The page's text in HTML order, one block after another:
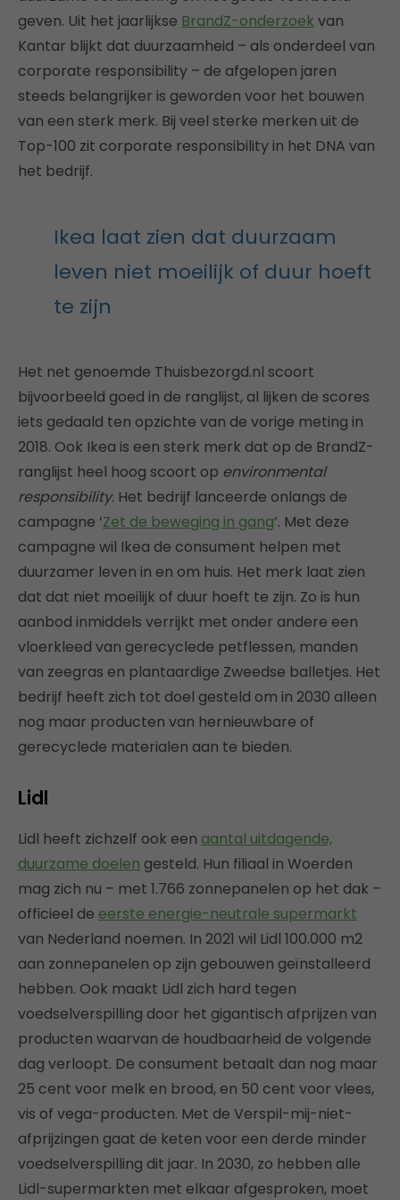
geven. Uit het jaarlijkse BrandZ-onderzoek van
Kantar blijkt dat duurzaamheid – als onderdeel van
corporate responsibility – de afgelopen jaren
steeds belangrijker is geworden voor het bouwen
van een sterk merk. Bij veel sterke merken uit de
Top-100 zit corporate responsibility in het DNA van
het bedrijf.
Ikea laat zien dat duurzaam
leven niet moeilijk of duur hoeft
te zijn
Het net genoemde Thuisbezorgd.nl scoort
bijvoorbeeld goed in de ranglijst, al lijken de scores
iets gedaald ten opzichte van de vorige meting in
2018. Ook Ikea is een sterk merk dat op de BrandZ-
ranglijst heel hoog scoort op environmental
responsibility. Het bedrijf lanceerde onlangs de
campagne ‘Zet de beweging in gang’. Met deze
campagne wil Ikea de consument helpen met
duurzamer leven in en om huis. Het merk laat zien
dat dat niet moeilijk of duur hoeft te zijn. Zo is hun
aanbod inmiddels verrijkt met onder andere een
vloerkleed van gerecyclede petflessen, manden
van zeegras en plantaardige Zweedse balletjes. Het
bedrijf heeft zich tot doel gesteld om in 2030 alleen
nog maar producten van hernieuwbare of
gerecyclede materialen aan te bieden.
Lidl
Lidl heeft zichzelf ook een aantal uitdagende,
duurzame doelen gesteld. Hun filiaal in Woerden
mag zich nu – met 1.766 zonnepanelen op het dak –
officieel de eerste energie-neutrale supermarkt
van Nederland noemen. In 2021 wil Lidl 100.000 m2
aan zonnepanelen op zijn gebouwen geïnstalleerd
hebben. Ook maakt Lidl zich hard tegen
voedselverspilling door het gigantisch afprijzen van
producten waarvan de houdbaarheid de volgende
dag verloopt. De consument betaalt dan nog maar
25 cent voor melk en brood, en 50 cent voor vlees,
vis of vega-producten. Met de Verspil-mij-niet-
afprijzingen gaat de keten voor een derde minder
voedselverspilling dit jaar. In 2030, zo hebben alle
Lidl-supermarkten met elkaar afgesproken, moet